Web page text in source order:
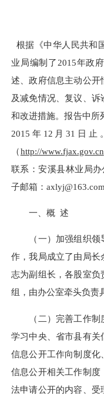
根据《中华人民共和
业局编制了2015年政
述、政府信息主动公
及减免情况、复议、
和改进措施。报告中所
2015年12月31日
（http://www.fjax.gov.cn
联系：安溪县林业局办
子邮箱：axlyj@163.com
一、概 述
（一）加强组织领
作，我局成立了由局长
志为副组长，各股室
组，由办公室牵头负责
（二）完善工作制
学习中央、省市县有
信息公开工作向制度
信息公开相关工作制度
法申请公开的内容、